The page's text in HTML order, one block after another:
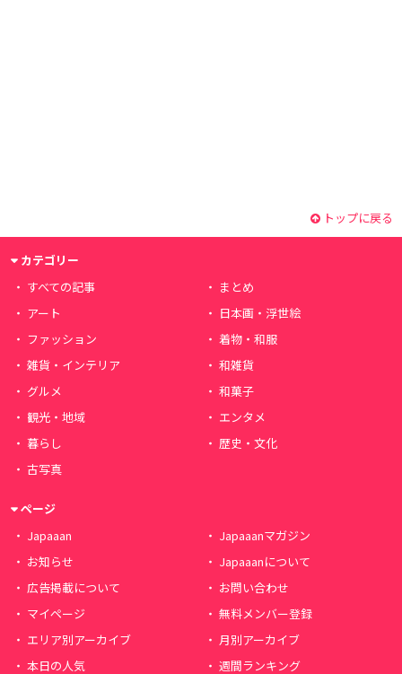
トップに戻る
カテゴリー
すべての記事
まとめ
アート
日本画・浮世絵
ファッション
着物・和服
雑貨・インテリア
和雑貨
グルメ
和菓子
観光・地域
エンタメ
暮らし
歴史・文化
古写真
ページ
Japaaan
Japaaanマガジン
お知らせ
Japaaanについて
広告掲載について
お問い合わせ
マイページ
無料メンバー登録
エリア別アーカイブ
月別アーカイブ
本日の人気
週間ランキング